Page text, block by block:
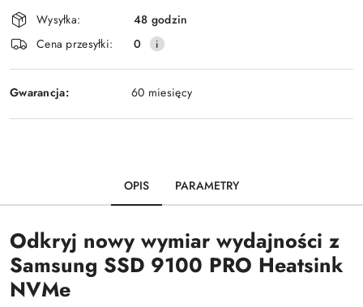
Wysyłka:
48 godzin
Cena przesyłki:
0
Gwarancja: 60 miesięcy
OPIS PARAMETRY
Odkryj nowy wymiar wydajności z
Samsung SSD 9100 PRO Heatsink
NVMe